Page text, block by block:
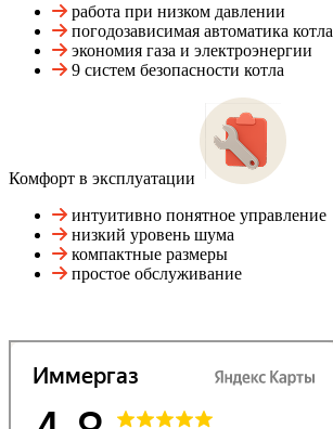
работа при низком давлении
погодозависимая автоматика котла
экономия газа и электроэнергии
9 систем безопасности котла
Комфорт в эксплуатации
интуитивно понятное управление
низкий уровень шума
компактные размеры
простое обслуживание